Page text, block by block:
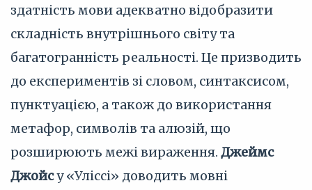
здатність мови адекватно відобразити
складність внутрішнього світу та
багатогранність реальності. Це призводить
до експериментів зі словом, синтаксисом,
пунктуацією, а також до використання
метафор, символів та алюзій, що
розширюють межі вираження. Джеймс
Джойсу «Уліссі» доводить мовні